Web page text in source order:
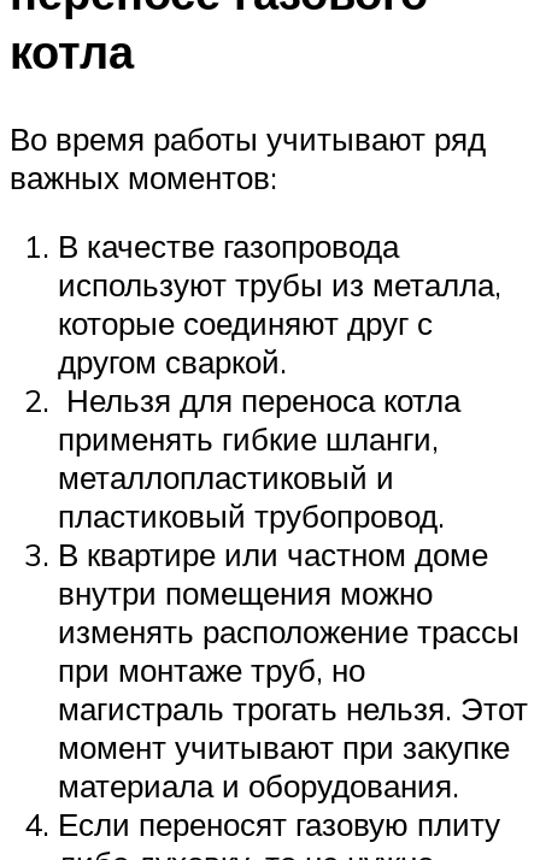
котла
Во время работы учитывают ряд
важных моментов:
В качестве газопровода
используют трубы из металла,
которые соединяют друг с
другом сваркой.
Нельзя для переноса котла
применять гибкие шланги,
металлопластиковый и
пластиковый трубопровод.
В квартире или частном доме
внутри помещения можно
изменять расположение трассы
при монтаже труб, но
магистраль трогать нельзя. Этот
момент учитывают при закупке
материала и оборудования.
Если переносят газовую плиту